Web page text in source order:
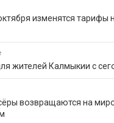
изменятся тарифы
жителей Калмыкии с
возвращаются на